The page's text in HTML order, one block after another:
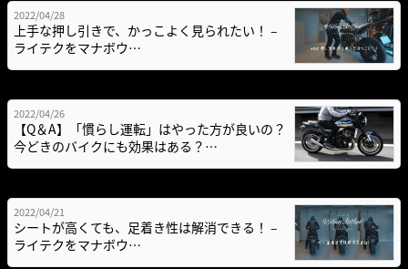
2022/04/28
上手な押し引きで、かっこよく見られたい！ –
ライテクをマナボウ…
2022/04/26
【Q＆A】「慣らし運転」はやった方が良いの？
今どきのバイクにも効果はある？…
2022/04/21
シートが高くても、足着き性は解消できる！ –
ライテクをマナボウ…